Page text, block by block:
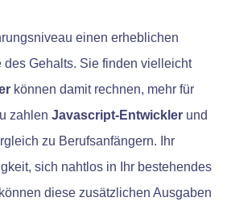
einen erheblichen
des Gehalts. Sie finden vielleicht
können damit rechnen, mehr für
zahlen Javascript-Entwickler und
zu Berufsanfängern. Ihr
sich nahtlos in Ihr bestehendes
diese zusätzlichen Ausgaben